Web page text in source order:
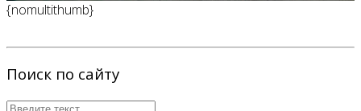
{nomultithumb}
Поиск по сайту